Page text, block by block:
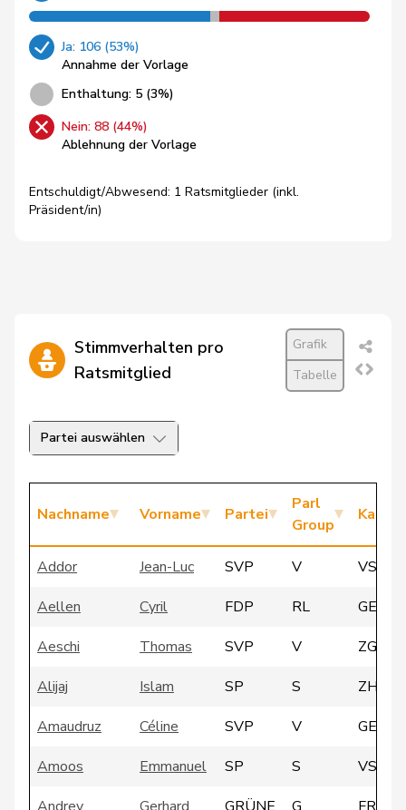
Ja: 106 (53%)
Annahme der Vorlage
Enthaltung: 5 (3%)
Nein: 88 (44%)
Ablehnung der Vorlage
Entschuldigt/Abwesend: 1 Ratsmitglieder (inkl.
Präsident/in)
Stimmverhalten pro
Ratsmitglied
Grafik
Tabelle
Partei auswählen
Nachname Vorname Partei
Parl
Group
Addor Jean-Luc SVP V
VS
Aellen
Cyril FDP RL
GE
Aeschi
Thomas SVP V
ZG
Alijaj
Islam SP S
ZH
Amaudruz
Céline SVP V
GE
Amoos
Emmanuel SP S
VS